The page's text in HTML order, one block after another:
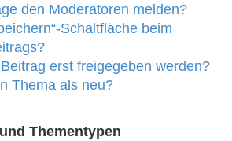
den Moderatoren melden?
Schaltfläche beim
erst freigegeben werden?
Thema als neu?
Thementypen